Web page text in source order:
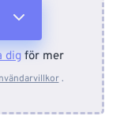
dig för mer
.